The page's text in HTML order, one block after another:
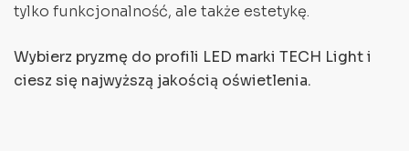
tylko funkcjonalność, ale także estetykę.
Wybierz pryzmę do profili LED marki TECH Light i
ciesz się najwyższą jakością oświetlenia.